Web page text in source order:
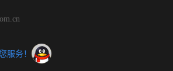
服务！